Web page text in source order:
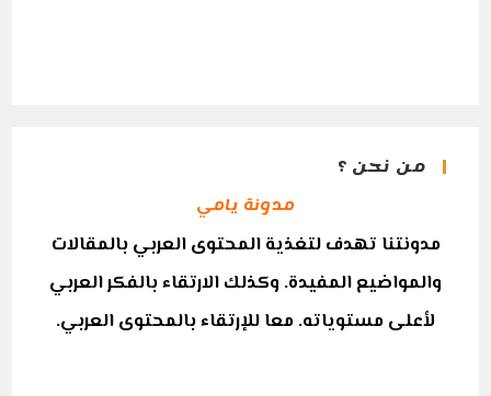
من نحن ؟
مدونة يامي
مدونتنا تهدف لتغذية المحتوى العربي بالمقالات
والمواضيع المفيدة. وكذلك الارتقاء بالفكر العربي
لأعلى مستوياته. معا للإرتقاء بالمحتوى العربي.